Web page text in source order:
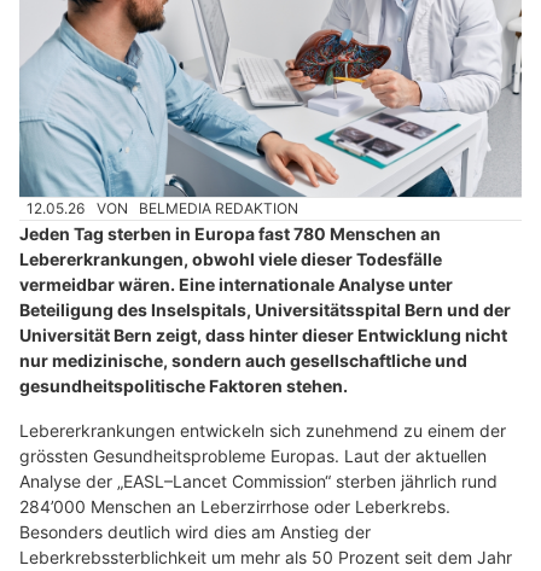
12.05.26 VON BELMEDIA REDAKTION
Jeden Tag sterben in Europa fast 780 Menschen an
Lebererkrankungen, obwohl viele dieser Todesfälle
vermeidbar wären. Eine internationale Analyse unter
Beteiligung des Inselspitals, Universitätsspital Bern und der
Universität Bern zeigt, dass hinter dieser Entwicklung nicht
nur medizinische, sondern auch gesellschaftliche und
gesundheitspolitische Faktoren stehen.
Lebererkrankungen entwickeln sich zunehmend zu einem der
grössten Gesundheitsprobleme Europas. Laut der aktuellen
Analyse der „EASL–Lancet Commission“ sterben jährlich rund
284’000 Menschen an Leberzirrhose oder Leberkrebs.
Besonders deutlich wird dies am Anstieg der
Leberkrebssterblichkeit um mehr als 50 Prozent seit dem Jahr